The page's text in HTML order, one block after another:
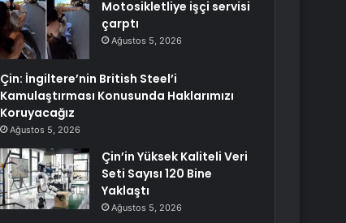
Motosikletliye işçi servisi
çarptı
Ağustos 5, 2026
Çin: İngiltere’nin British Steel’i
Kamulaştırması Konusunda Haklarımızı
Koruyacağız
Ağustos 5, 2026
Çin’in Yüksek Kaliteli Veri
Seti Sayısı 120 Bine
Yaklaştı
Ağustos 5, 2026